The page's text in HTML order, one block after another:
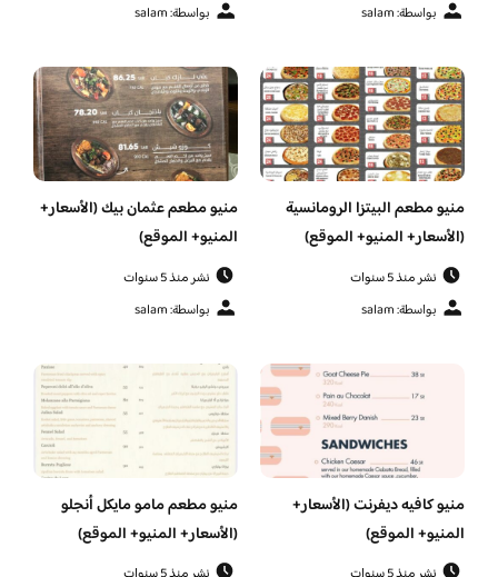
بواسطة: salam
بواسطة: salam
منيو مطعم البيتزا الرومانسية
(الأسعار+ المنيو+ الموقع)
نشر منذ 5 سنوات
بواسطة: salam
منيو مطعم عثمان بيك (الأسعار+
المنيو+ الموقع)
نشر منذ 5 سنوات
بواسطة: salam
منيو كافيه ديفرنت (الأسعار+
المنيو+ الموقع)
منيو مطعم مامو مايكل أنجلو
(الأسعار+ المنيو+ الموقع)